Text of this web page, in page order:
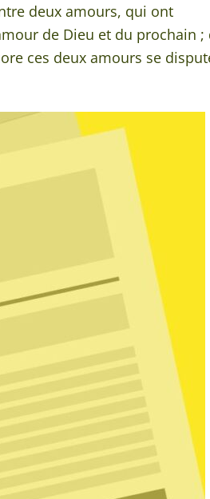
deux amours, qui ont
de Dieu et du prochain ;
ces deux amours se